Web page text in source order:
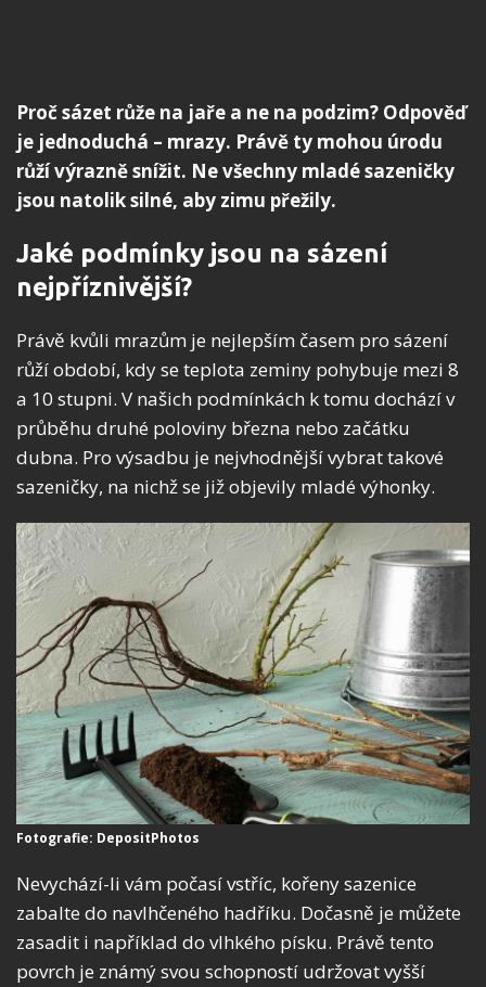
Proč sázet růže na jaře a ne na podzim? Odpověď
je jednoduchá – mrazy. Právě ty mohou úrodu
růží výrazně snížit. Ne všechny mladé sazeničky
jsou natolik silné, aby zimu přežily.
Jaké podmínky jsou na sázení
nejpříznivější?
Právě kvůli mrazům je nejlepším časem pro sázení
růží období, kdy se teplota zeminy pohybuje mezi 8
a 10 stupni. V našich podmínkách k tomu dochází v
průběhu druhé poloviny března nebo začátku
dubna. Pro výsadbu je nejvhodnější vybrat takové
sazeničky, na nichž se již objevily mladé výhonky.
Fotografie: DepositPhotos
Nevychází-li vám počasí vstříc, kořeny sazenice
zabalte do navlhčeného hadříku. Dočasně je můžete
zasadit i například do vlhkého písku. Právě tento
povrch je známý svou schopností udržovat vyšší